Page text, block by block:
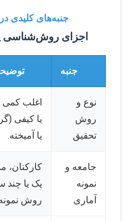
جنبه‌های کلیدی
اجزای روش‌شناسی
جنبه
نوع و
روش
تحقیق
اغلب
یا کیفی
یا آمیخته.
جامعه و
نمونه
آماری
کارکنان،
یک یا چند
روش